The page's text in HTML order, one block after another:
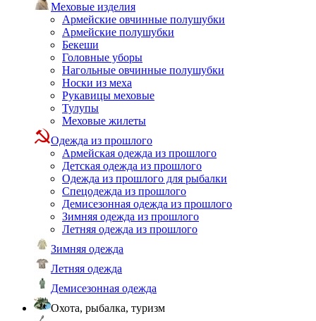
Меховые изделия
Армейские овчинные полушубки
Армейские полушубки
Бекеши
Головные уборы
Нагольные овчинные полушубки
Носки из меха
Рукавицы меховые
Тулупы
Меховые жилеты
Одежда из прошлого
Армейская одежда из прошлого
Детская одежда из прошлого
Одежда из прошлого для рыбалки
Спецодежда из прошлого
Демисезонная одежда из прошлого
Зимняя одежда из прошлого
Летняя одежда из прошлого
Зимняя одежда
Летняя одежда
Демисезонная одежда
Охота, рыбалка, туризм